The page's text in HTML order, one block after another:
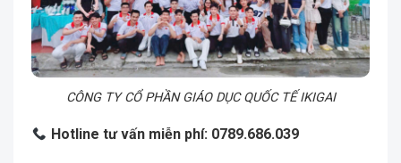
CÔNG TY CỔ PHẦN GIÁO DỤC QUỐC TẾ IKIGAI
Hotline tư vấn miễn phí: 0789.686.039